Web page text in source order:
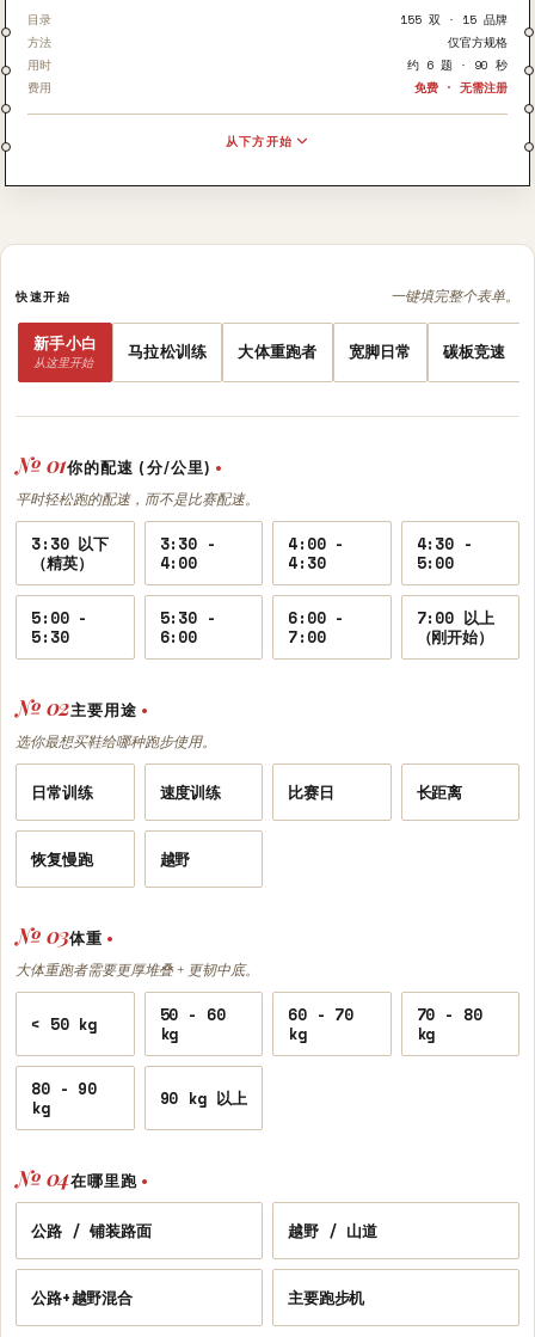
目录
155 双 · 15 品牌
方法
仅官方规格
用时
约 6 题 · 90 秒
费用
免费 · 无需注册
从下方开始
快速开始 一键填完整个表单。
新手小白
从这里开始
马拉松训练 大体重跑者 宽脚日常 碳板竞速
№ 01你的配速 (分/公里) •
平时轻松跑的配速，而不是比赛配速。
3:30 以下
（精英）
3:30 -
4:00
4:00 -
4:30
4:30 -
5:00
5:00 -
5:30
5:30 -
6:00
6:00 -
7:00
7:00 以上
（刚开始）
№ 02主要用途 •
选你最想买鞋给哪种跑步使用。
日常训练 速度训练 比赛日 长距离
恢复慢跑 越野
№ 03体重 •
大体重跑者需要更厚堆叠 + 更韧中底。
< 50 kg
50 - 60
kg
60 - 70
kg
70 - 80
kg
80 - 90
kg
90 kg 以上
№ 04在哪里跑 •
公路 / 铺装路面 越野 / 山道
公路+越野混合 主要跑步机